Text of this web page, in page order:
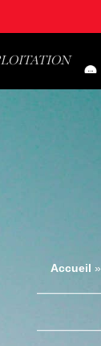
Accueil »